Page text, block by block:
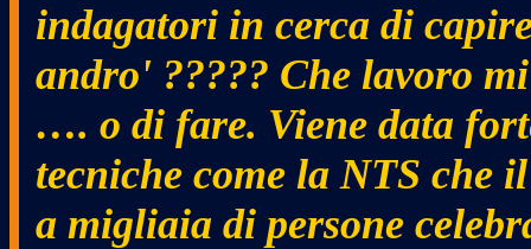
indagatori in cerca di
andro' ????? Che lavoro
…. o di fare. Viene data
tecniche come la NTS
a migliaia di persone